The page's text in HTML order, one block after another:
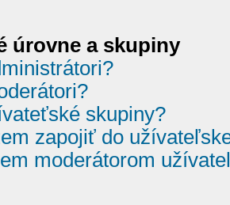
úrovne a skupiny
skupiny?
zapojiť do
moderátorom